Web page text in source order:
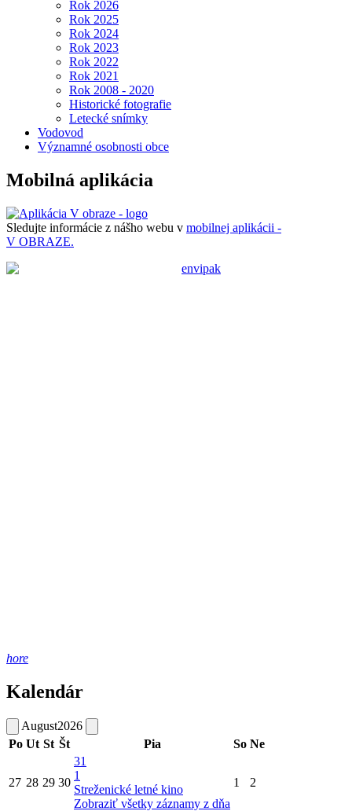
Rok 2026
Rok 2025
Rok 2024
Rok 2023
Rok 2022
Rok 2021
Rok 2008 - 2020
Historické fotografie
Letecké snímky
Vodovod
Významné osobnosti obce
Mobilná aplikácia
Sledujte informácie z nášho webu v mobilnej aplikácii -
V OBRAZE.
hore
Kalendár
August2026
Po Ut St Št Pia So Ne
27 28 29 30
31
1
Streženické letné kino
Zobraziť všetky záznamy z dňa
1 2